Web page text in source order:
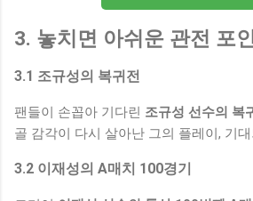
3. 놓치면 아쉬운 관전 포
3.1 조규성의 복귀전
팬들이 손꼽아 기다린 조규성 선수의 복
골 감각이 다시 살아난 그의 플레이, 기
3.2 이재성의 A매치 100경기